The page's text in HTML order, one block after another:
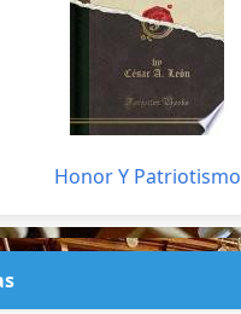
Honor Y Patriotismo